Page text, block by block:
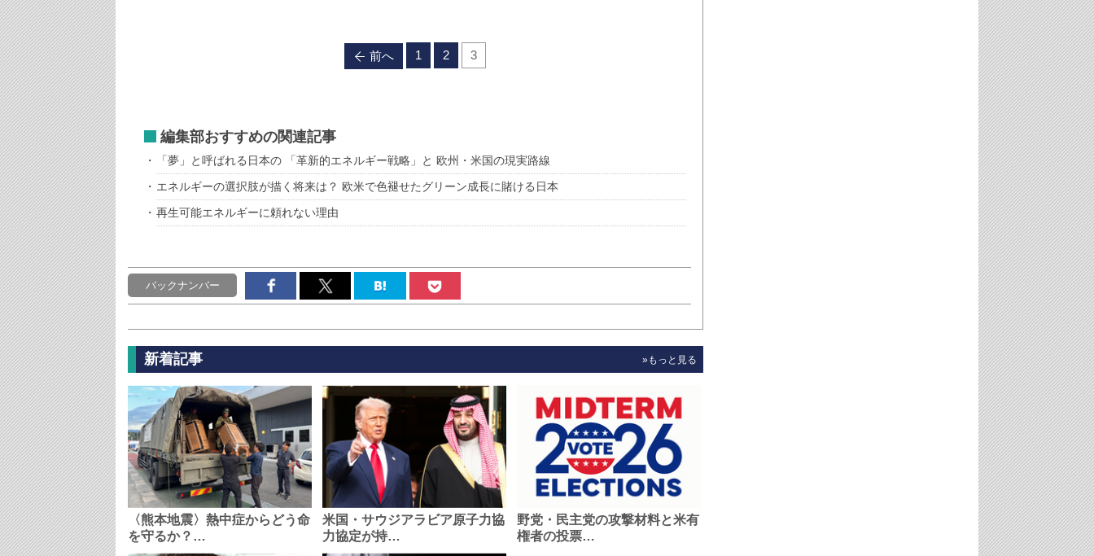
前へ 1 2 3
編集部おすすめの関連記事
「夢」と呼ばれる日本の 「革新的エネルギー戦略」と 欧州・米国の現実路線
エネルギーの選択肢が描く将来は？ 欧米で色褪せたグリーン成長に賭ける日本
再生可能エネルギーに頼れない理由
バックナンバー
新着記事 »もっと見る
〈熊本地震〉熱中症からどう命
を守るか？…
米国・サウジアラビア原子力協
力協定が持…
野党・民主党の攻撃材料と米有
権者の投票…